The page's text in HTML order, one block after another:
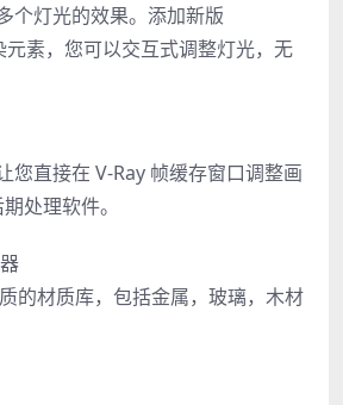
个灯光的效果。添加新版
素，您可以交互式调整灯光，无
您直接在 V-Ray 帧缓存窗口调整画
处理软件。
的材质库，包括金属，玻璃，木材